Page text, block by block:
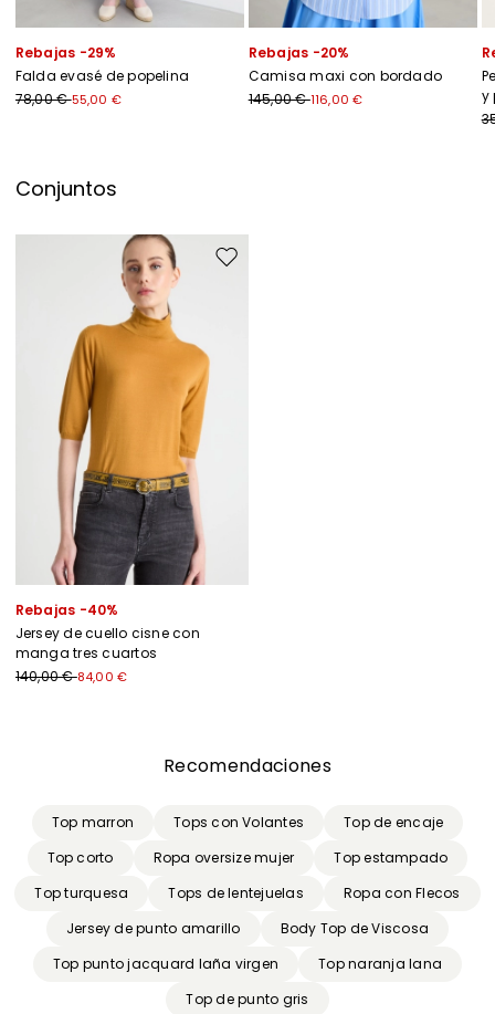
Rebajas -29%
Falda evasé de popelina
78,00 €55,00 €
Rebajas -20%
Camisa maxi con bordado
145,00 €116,00 €
y
Conjuntos
Mover en el favoritos
Rebajas -40%
Jersey de cuello cisne con
manga tres cuartos
140,00 €84,00 €
Recomendaciones
Top marron Tops con Volantes
Top de encaje
Top corto
Ropa oversize mujer
Top estampado
Top turquesa
Tops de lentejuelas
Ropa con Flecos
Jersey de punto amarillo
Body Top de Viscosa
Top punto jacquard laña virgen
Top naranja lana
Top de punto gris